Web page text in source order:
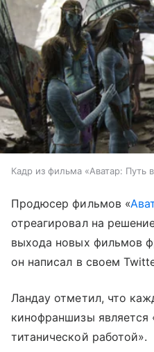
Кадр из фильма «Аватар: Путь
Продюсер фильмов «
отреагировал на
выхода новых фильмов
он написал в своем
Ландау отметил, что
кинофраншизы
титанической работой».